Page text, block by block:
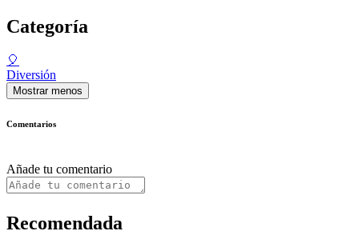
Categoría
🎈
Diversión
Mostrar menos
Comentarios
Añade tu comentario
Recomendada